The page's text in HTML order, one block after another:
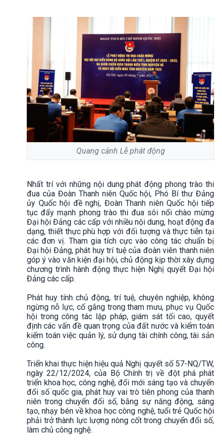
Quang cảnh Lễ phát động
Nhất trí với những nội dung phát động phong trào thi
đua của Đoàn Thanh niên Quốc hội, Phó Bí thư Đảng
ủy Quốc hội đề nghị, Đoàn Thanh niên Quốc hội tiếp
tục đẩy mạnh phong trào thi đua sôi nổi chào mừng
Đại hội Đảng các cấp với nhiều nội dung, hoạt động đa
dạng, thiết thực phù hợp với đối tượng và thực tiễn tại
các đơn vị. Tham gia tích cực vào công tác chuẩn bị
Đại hội Đảng, phát huy trí tuệ của đoàn viên thanh niên
góp ý vào văn kiện đại hội, chủ động kịp thời xây dựng
chương trình hành động thực hiện Nghị quyết Đại hội
Đảng các cấp.
Phát huy tính chủ động, trí tuệ, chuyên nghiệp, không
ngừng nỗ lực, cố gắng trong tham mưu, phục vụ Quốc
hội trong công tác lập pháp, giám sát tối cao, quyết
định các vấn đề quan trọng của đất nước và kiểm toán
kiểm toán việc quản lý, sử dụng tài chính công, tài sản
công.
Triển khai thực hiện hiệu quả Nghị quyết số 57-NQ/TW,
ngày 22/12/2024, của Bộ Chính trị về đột phá phát
triển khoa học, công nghệ, đổi mới sáng tạo và chuyển
đổi số quốc gia, phát huy vai trò tiên phong của thanh
niên trong chuyển đổi số, bằng sự năng động, sáng
tạo, nhạy bén về khoa học công nghệ, tuổi trẻ Quốc hội
phải trở thành lực lượng nòng cốt trong chuyển đổi số,
làm chủ công nghệ.